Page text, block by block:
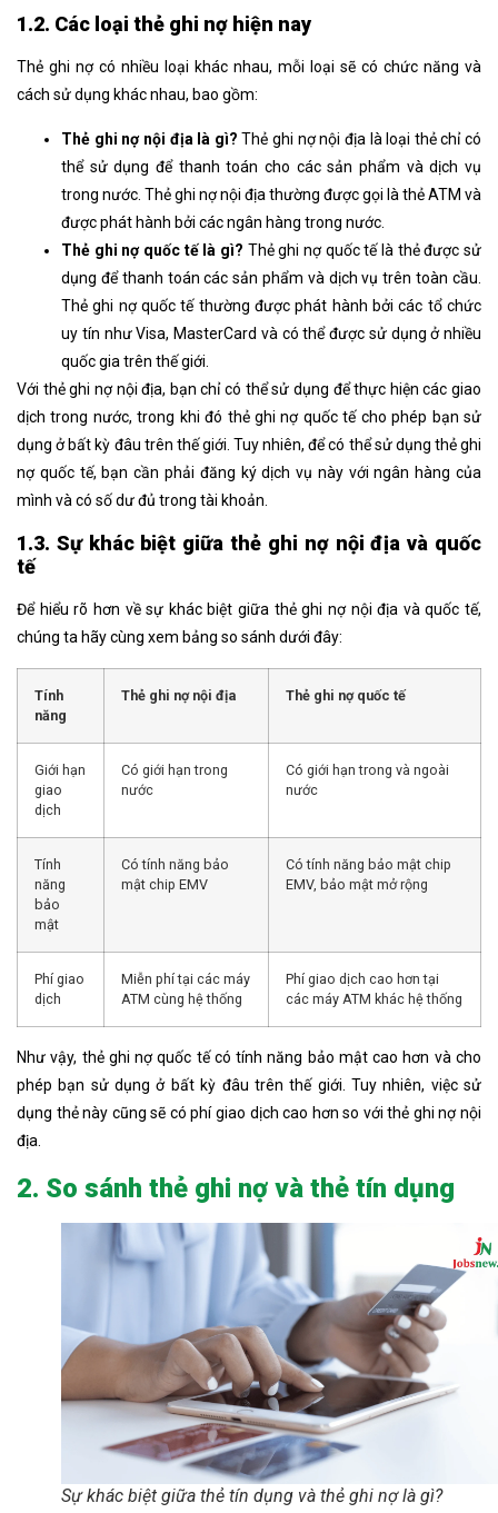
1.2. Các loại thẻ ghi nợ hiện nay
Thẻ ghi nợ có nhiều loại khác nhau, mỗi loại sẽ có chức năng và
cách sử dụng khác nhau, bao gồm:
Thẻ ghi nợ nội địa là gì? Thẻ ghi nợ nội địa là loại thẻ chỉ có
thể sử dụng để thanh toán cho các sản phẩm và dịch vụ
trong nước. Thẻ ghi nợ nội địa thường được gọi là thẻ ATM và
được phát hành bởi các ngân hàng trong nước.
Thẻ ghi nợ quốc tế là gì? Thẻ ghi nợ quốc tế là thẻ được sử
dụng để thanh toán các sản phẩm và dịch vụ trên toàn cầu.
Thẻ ghi nợ quốc tế thường được phát hành bởi các tổ chức
uy tín như Visa, MasterCard và có thể được sử dụng ở nhiều
quốc gia trên thế giới.
Với thẻ ghi nợ nội địa, bạn chỉ có thể sử dụng để thực hiện các giao
dịch trong nước, trong khi đó thẻ ghi nợ quốc tế cho phép bạn sử
dụng ở bất kỳ đâu trên thế giới. Tuy nhiên, để có thể sử dụng thẻ ghi
nợ quốc tế, bạn cần phải đăng ký dịch vụ này với ngân hàng của
mình và có số dư đủ trong tài khoản.
1.3. Sự khác biệt giữa thẻ ghi nợ nội địa và quốc
tế
Để hiểu rõ hơn về sự khác biệt giữa thẻ ghi nợ nội địa và quốc tế,
chúng ta hãy cùng xem bảng so sánh dưới đây:
Tính
năng
Thẻ ghi nợ nội địa Thẻ ghi nợ quốc tế
Giới hạn
giao
dịch
Có giới hạn trong
nước
Có giới hạn trong và ngoài
nước
Tính
năng
bảo
mật
Có tính năng bảo
mật chip EMV
Có tính năng bảo mật chip
EMV, bảo mật mở rộng
Phí giao
dịch
Miễn phí tại các máy
ATM cùng hệ thống
Phí giao dịch cao hơn tại
các máy ATM khác hệ thống
Như vậy, thẻ ghi nợ quốc tế có tính năng bảo mật cao hơn và cho
phép bạn sử dụng ở bất kỳ đâu trên thế giới. Tuy nhiên, việc sử
dụng thẻ này cũng sẽ có phí giao dịch cao hơn so với thẻ ghi nợ nội
địa.
2. So sánh thẻ ghi nợ và thẻ tín dụng
Sự khác biệt giữa thẻ tín dụng và thẻ ghi nợ là gì?